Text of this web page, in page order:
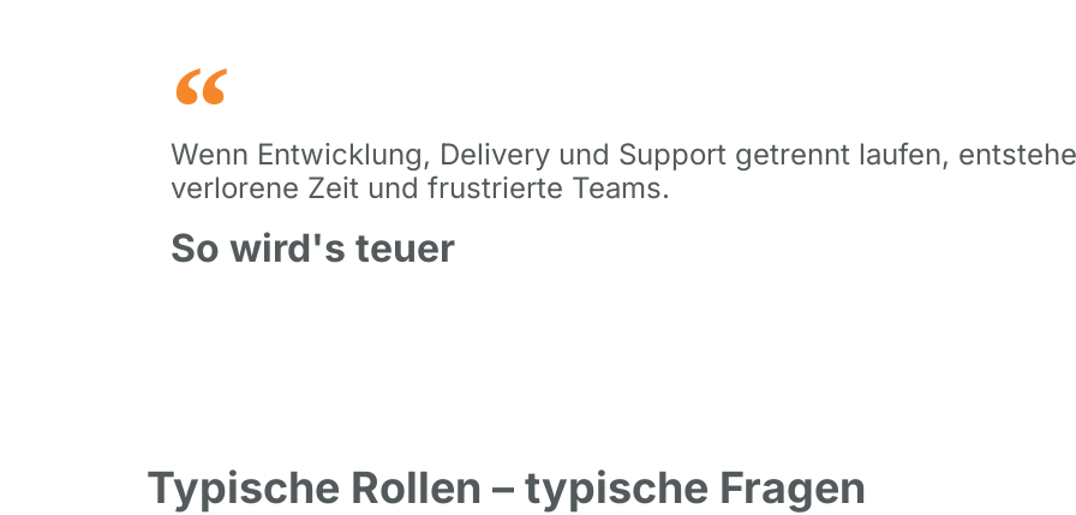
Wenn Entwicklung, Delivery und Support getrennt laufen,
verlorene Zeit und frustrierte Teams.
So wird's teuer
Typische Rollen – typische Fragen